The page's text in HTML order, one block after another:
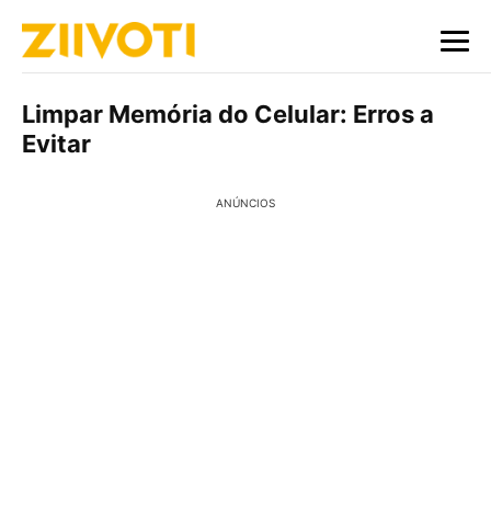
Limpar Memória do Celular: Erros a
Evitar
ANÚNCIOS